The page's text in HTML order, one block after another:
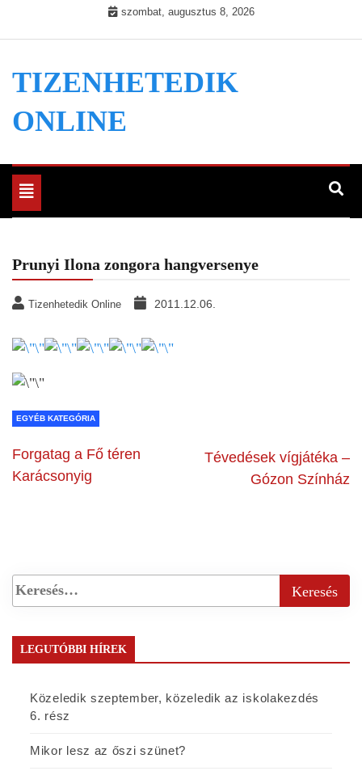
szombat, augusztus 8, 2026
TIZENHETEDIK
ONLINE
Toggle
navigation
Prunyi Ilona zongora hangversenye
Tizenhetedik Online 2011.12.06.
EGYÉB KATEGÓRIA
Forgatag a Fő téren
Karácsonyig
Tévedések vígjátéka –
Gózon Színház
LEGUTÓBBI HÍREK
Közeledik szeptember, közeledik az iskolakezdés
6. rész
Mikor lesz az őszi szünet?